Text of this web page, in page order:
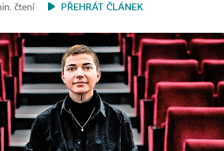
čtení
PŘEHRÁT ČLÁNEK